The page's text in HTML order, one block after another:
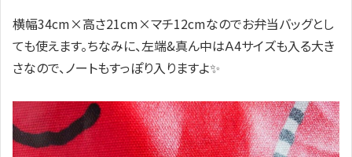
横幅34cm×高さ21cm×マチ12cmなのでお弁当バッグとし
ても使えます。ちなみに、左端&真ん中はＡ4サイズも入る大き
さなので、ノートもすっぽり入りますよ✨